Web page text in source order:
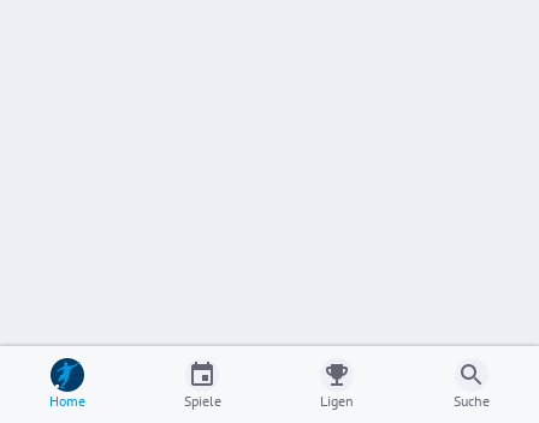
Home Spiele Ligen Suche